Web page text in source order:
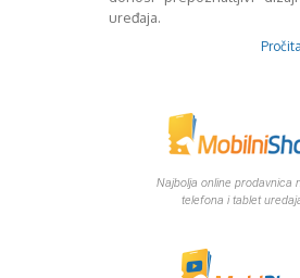
uređaja.
Najbolja online prodavnica
telefona i tablet